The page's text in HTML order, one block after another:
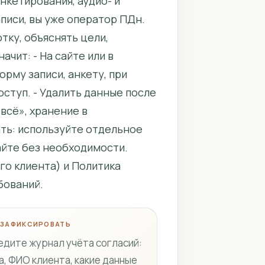
вы уже оператор ПДн.
объяснять цели,
- На сайте или в
записи, анкету, при
- Удалить данные после
хранение в
используйте отдельное
без необходимости.
клиента) и Политика
журнал учёта согласий:
ФИО клиента, какие данные